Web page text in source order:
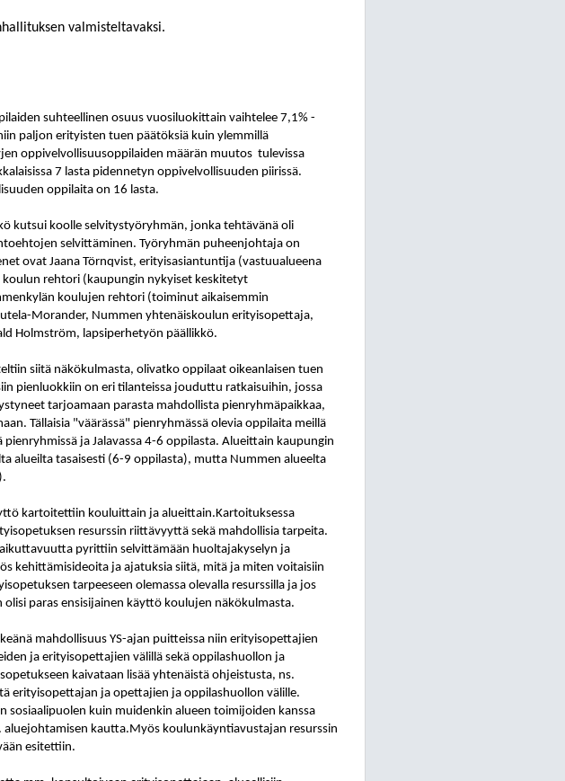
valmisteltavaksi.
suhteellinen osuus vuosiluokittain vaihtelee 7,1% -
paljon erityisten tuen päätöksiä kuin ylemmillä
oppivelvollisuusoppilaiden määrän muutos tulevissa
7 lasta pidennetyn oppivelvollisuuden piirissä.
oppilaita on 16 lasta.
kutsui koolle selvitystyöryhmän, jonka tehtävänä oli
selvittäminen. Työryhmän puheenjohtaja on
ovat Jaana Törnqvist, erityisasiantuntija (vastuualueena
rehtori (kaupungin nykyiset keskitetyt
koulujen rehtori (toiminut aikaisemmin
Morander, Nummen yhtenäiskoulun erityisopettaja,
Holmström, lapsiperhetyön päällikkö.
siitä näkökulmasta, olivatko oppilaat oikeanlaisen tuen
pienluokkiin on eri tilanteissa jouduttu ratkaisuihin, jossa
tarjoamaan parasta mahdollista pienryhmäpaikkaa,
Tällaisia "väärässä" pienryhmässä olevia oppilaita meillä
ja Jalavassa 4-6 oppilasta. Alueittain kaupungin
alueilta tasaisesti (6-9 oppilasta), mutta Nummen alueelta
kartoitettiin kouluittain ja alueittain.Kartoituksessa
resurssin riittävyyttä sekä mahdollisia tarpeita.
pyrittiin selvittämään huoltajakyselyn ja
kehittämisideoita ja ajatuksia siitä, mitä ja miten voitaisiin
tarpeeseen olemassa olevalla resurssilla ja jos
paras ensisijainen käyttö koulujen näkökulmasta.
mahdollisuus YS-ajan puitteissa niin erityisopettajien
ja erityisopettajien välillä sekä oppilashuollon ja
kaivataan lisää yhtenäistä ohjeistusta, ns.
erityisopettajan ja opettajien ja oppilashuollon välille.
kuin muidenkin alueen toimijoiden kanssa
kautta.Myös koulunkäyntiavustajan resurssin
esitettiin.